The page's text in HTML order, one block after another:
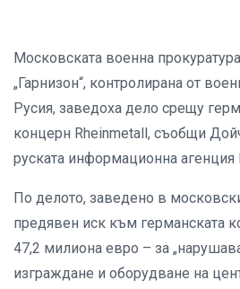
Московската военна
„Гарнизон“, контролирана от
Русия, заведоха дело срещу
концерн Rheinmetall, съобщи
руската информационна
По делото, заведено в
предявен иск към германската
47,2 милиона евро – за
изграждане и оборудване на